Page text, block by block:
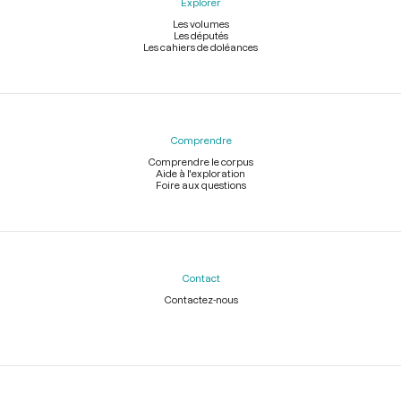
Les volumes
Les députés
Les cahiers de doléances
Comprendre
Comprendre le corpus
Aide à l'exploration
Foire aux questions
Contact
Contactez-nous
Légal